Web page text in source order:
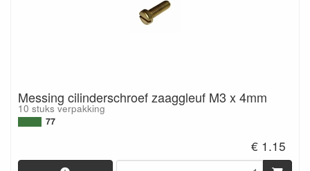
Messing cilinderschroef zaaggleuf M3 x 4mm
10 stuks verpakking
77
€ 1.15